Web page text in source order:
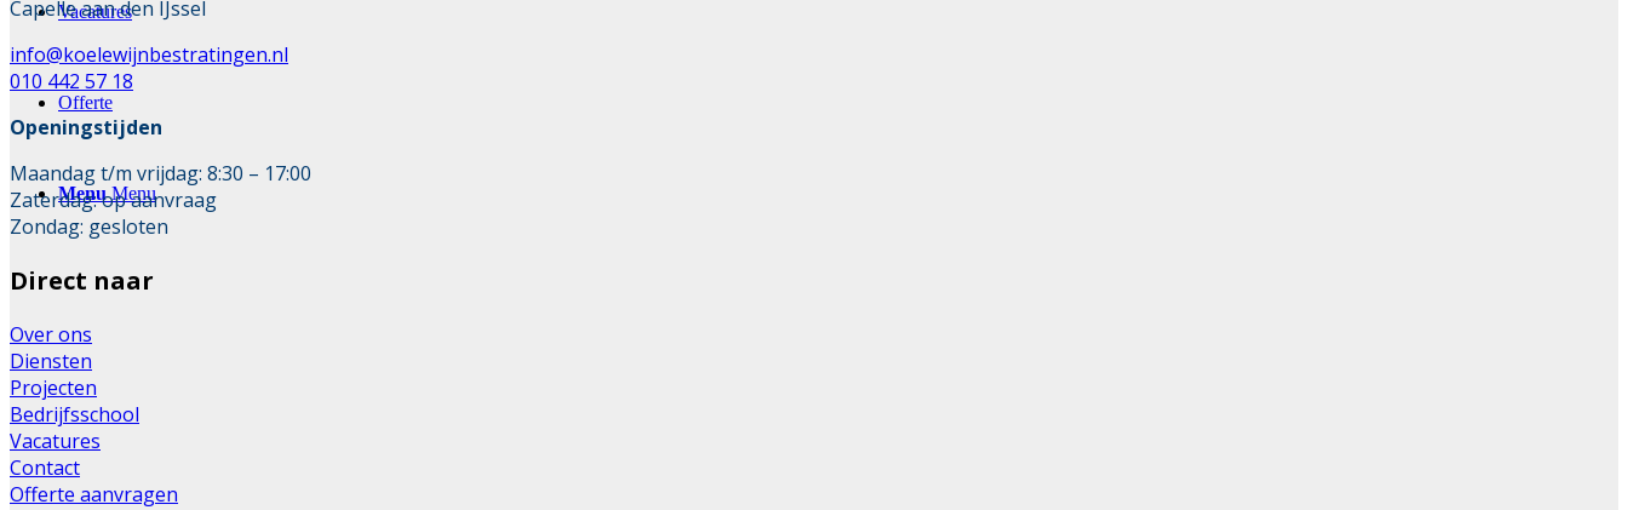
Vacatures
Offerte
Menu Menu
Capelle aan den IJssel
info@koelewijnbestratingen.nl
010 442 57 18
Openingstijden
Maandag t/m vrijdag: 8:30 – 17:00
Zaterdag: op aanvraag
Zondag: gesloten
Direct naar
Over ons
Diensten
Projecten
Bedrijfsschool
Vacatures
Contact
Offerte aanvragen